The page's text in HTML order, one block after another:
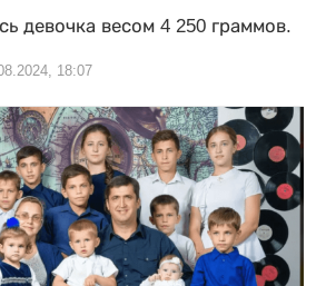
девочка весом 4 250 граммов.
18:07